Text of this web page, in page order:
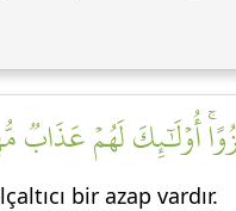
أُوْلَٰٓئِكَ لَهُمۡ عَذَابٞ
bir azap vardır.